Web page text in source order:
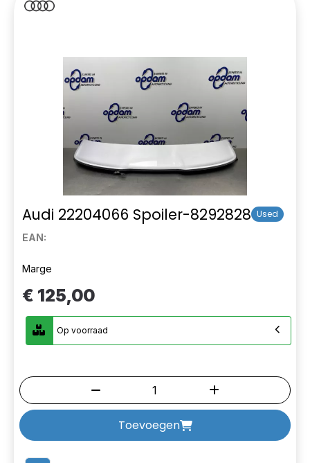
Audi 22204066 Spoiler-8292828 Used
EAN:
Marge
€ 125,00
Op voorraad
Toevoegen